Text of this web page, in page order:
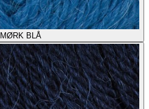
MØRK BLÅ